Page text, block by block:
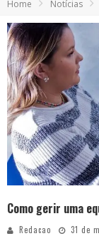
Home Notícias
Como gerir uma
Redacao 31 de